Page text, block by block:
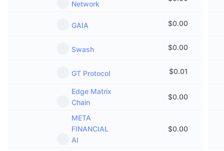
Network
GAIA $0.00
Swash $0.00
GT Protocol $0.01
Edge Matrix
Chain
$0.00
META
FINANCIAL
AI
$0.00